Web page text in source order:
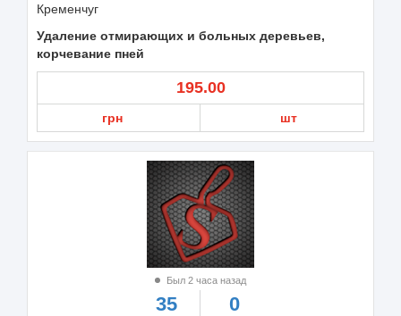
Кременчуг
Удаление отмирающих и больных деревьев,
корчевание пней
195.00
грн шт
Был 2 часа назад
35 0